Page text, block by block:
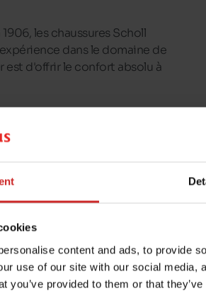
content and ads, to provide
use of our site with our social
you’ve provided to them or that
les chaussures Scholl
dans le domaine de
est d'offrir le confort absolu à
un ajustement parfait aux